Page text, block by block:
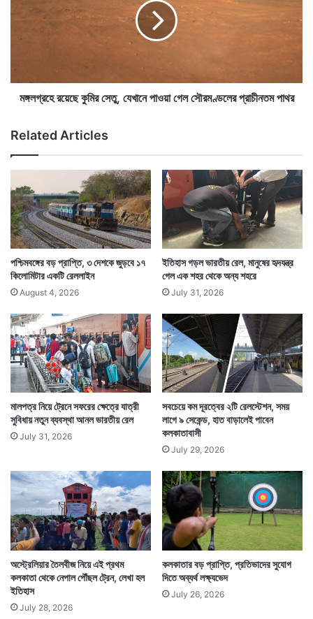
রেলের ওপর চাপ অনেক বেড়েছে। যাত্রী চাপ বেড়ে চলেছে। তার
তাছাড়া রেলে যাত্রার জন্য অনলাইনে টিকিট কাটার সুবিধা রেল চালু
করেছিল ২০০২ সালে। সেই সুবিধা এখন অধিকাংশ মানুষ কাজে
লাগান টিকিট টাকার জন্য।
চ্ছে
দী
য়
মা
সূ
র্যে
র
দে
শে
চ
র্চা
ঙ্গে
হে
ছে
কু
তু
,
যে
নে
পা
ও
য়া
গে
ল
সৌ
ম
ণ্ড
লে
র
প্রা
চী
ন
ত
ম
র
মঙ্গলগ্রহে রয়েছে কুমির সেতু, যেখানে পাওয়া গেল সৌরমণ্ডলের প্রাচীনতম পাথর
Related Articles
পশ্চিমবঙ্গের বড় প্রাপ্তি, ৩ দেশকে জুড়বে ১৭
কিলোমিটার একটি রেললাইন
August 4, 2026
ইতিহাস গড়ল ভারতীয় রেল, মানুষের হৃদযন্ত্র
গেল এক শহর থেকে অন্য শহরে
July 31, 2026
মালপত্র নিয়ে ট্রেনে সফরের ক্ষেত্রে যাত্রী
সুবিধায় নতুন ব্যবস্থা আনল ভারতীয় রেল
July 31, 2026
সবচেয়ে কম দূরত্বের ২টি রেলস্টেশন, সময়
লাগে ৯ সেকেন্ড, হাত বাড়ালেই পাবেন
কলকাতাবাসী
July 29, 2026
অস্ট্রেলিয়ার তৈলবীজ নিয়ে এই প্রথম
কলকাতা থেকে নেপাল পৌঁছল ট্রেন, লেখা হল
ইতিহাস
July 28, 2026
কলকাতার বড় প্রাপ্তি, প্রতিভাদের সুযোগ
দিতে অব্যর্থ লক্ষ্যভেদ
July 26, 2026